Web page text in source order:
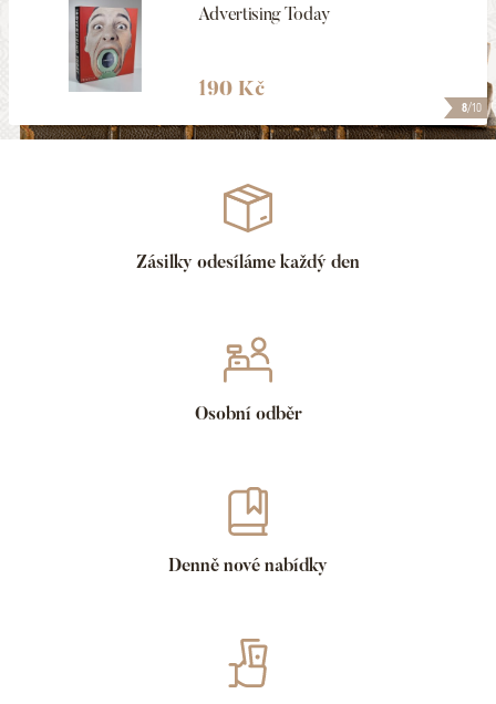
8/10
Advertising Today
190 Kč
Zásilky odesíláme každý den
Osobní odběr
Denně nové nabídky